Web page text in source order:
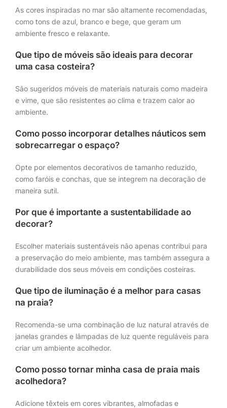
As cores inspiradas no mar são altamente recomendadas,
como tons de azul, branco e bege, que geram um
ambiente fresco e relaxante.
Que tipo de móveis são ideais para decorar
uma casa costeira?
São sugeridos móveis de materiais naturais como madeira
e vime, que são resistentes ao clima e trazem calor ao
ambiente.
Como posso incorporar detalhes náuticos sem
sobrecarregar o espaço?
Opte por elementos decorativos de tamanho reduzido,
como faróis e conchas, que se integrem na decoração de
maneira sutil.
Por que é importante a sustentabilidade ao
decorar?
Escolher materiais sustentáveis não apenas contribui para
a preservação do meio ambiente, mas também assegura a
durabilidade dos seus móveis em condições costeiras.
Que tipo de iluminação é a melhor para casas
na praia?
Recomenda-se uma combinação de luz natural através de
janelas grandes e lâmpadas de luz quente reguláveis para
criar um ambiente acolhedor.
Como posso tornar minha casa de praia mais
acolhedora?
Adicione têxteis em cores vibrantes, almofadas e